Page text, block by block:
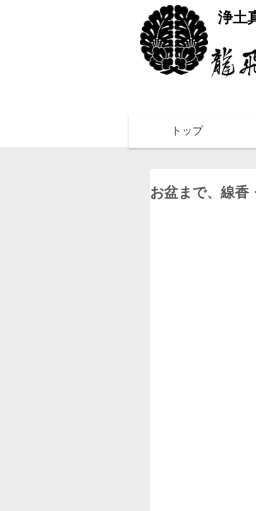
浄土
トップ
お盆まで、線香